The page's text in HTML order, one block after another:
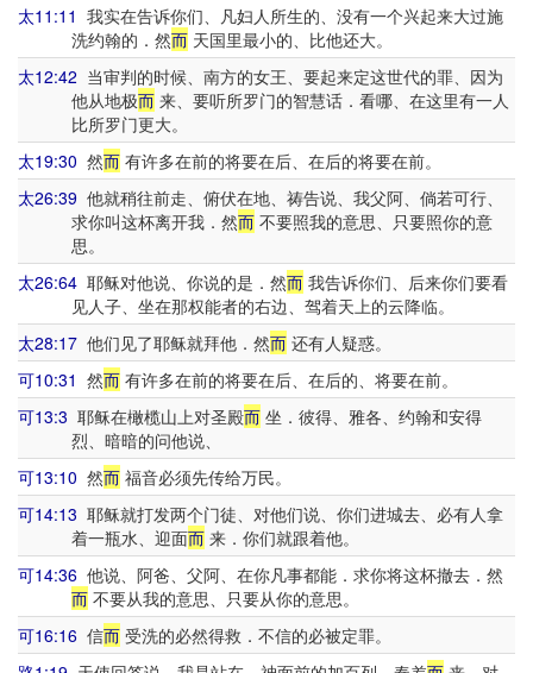
太11:11 我实在告诉你们、凡妇人所生的、没有一个兴起来大过施
洗约翰的．然而天国里最小的、比他还大。
太12:42 当审判的时候、南方的女王、要起来定这世代的罪、因为
他从地极而来、要听所罗门的智慧话．看哪、在这里有一人
比所罗门更大。
太19:30 然而 有许多在前的将要在后、在后的将要在前。
太26:39 他就稍往前走、俯伏在地、祷告说、我父阿、倘若可行、
求你叫这杯离开我．然而不要照我的意思、只要照你的意
思。
太26:64 耶稣对他说、你说的是．然而 我告诉你们、后来你们要看
见人子、坐在那权能者的右边、驾着天上的云降临。
太28:17 他们见了耶稣就拜他．然而 还有人疑惑。
可10:31 然而 有许多在前的将要在后、在后的、将要在前。
可13:3 耶稣在橄榄山上对圣殿而 坐．彼得、雅各、约翰和安得
烈、暗暗的问他说、
可13:10 然而 福音必须先传给万民。
可14:13 耶稣就打发两个门徒、对他们说、你们进城去、必有人拿
着一瓶水、迎面而来．你们就跟着他。
可14:36 他说、阿爸、父阿、在你凡事都能．求你将这杯撤去．然
而不要从我的意思、只要从你的意思。
可16:16 信而 受洗的必然得救．不信的必被定罪。